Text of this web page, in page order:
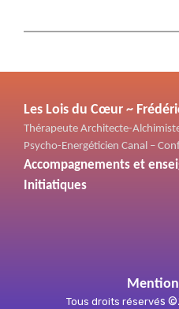
Les Lois du Cœur ~
Thérapeute Architecte-
Psycho-Energéticien Canal –
Accompagnements et
Initiatiques
Tous droits réservés